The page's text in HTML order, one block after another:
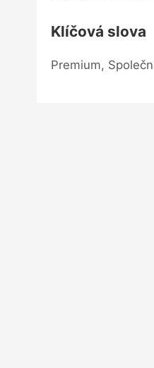
Klíčová slova
Premium,